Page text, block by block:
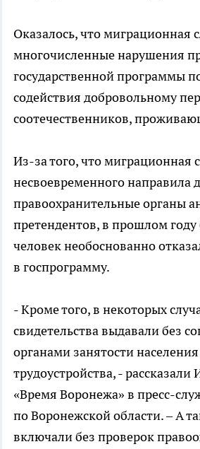
Оказалось, что миграционная
многочисленные нарушения
государственной программы
содействия добровольному
соотечественников,
Из-за того, что миграционная
несвоевременного направила
правоохранительные органы
претендентов, в прошлом году
человек необоснованно
в госпрограмму.
- Кроме того, в некоторых
свидетельства выдавали без
органами занятости
трудоустройства, - рассказали
«Время Воронежа» в пресс-
по Воронежской области. – А
включали без проверок